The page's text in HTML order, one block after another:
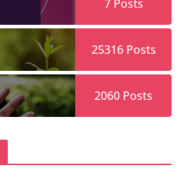
7Posts
25316Posts
2060 Posts